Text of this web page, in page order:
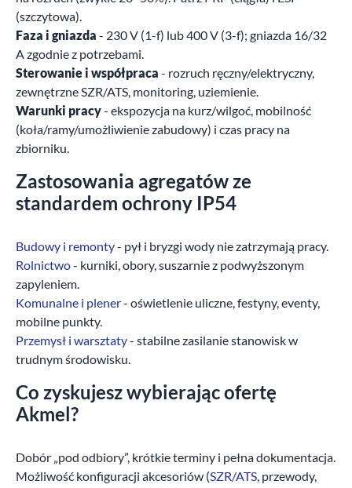
(szczytowa).
Faza i gniazda - 230 V (1-f) lub 400 V (3-f); gniazda 16/32
A zgodnie z potrzebami.
Sterowanie i współpraca - rozruch ręczny/elektryczny,
zewnętrzne SZR/ATS, monitoring, uziemienie.
Warunki pracy- ekspozycja na kurz/wilgoć, mobilność
(koła/ramy/umożliwienie zabudowy) i czas pracy na
zbiorniku.
Zastosowania agregatów ze
standardem ochrony IP54
Budowy i remonty- pył i bryzgi wody nie zatrzymają pracy.
Rolnictwo- kurniki, obory, suszarnie z podwyższonym
zapyleniem.
Komunalne i plener- oświetlenie uliczne, festyny, eventy,
mobilne punkty.
Przemysł i warsztaty- stabilne zasilanie stanowisk w
trudnym środowisku.
Co zyskujesz wybierając ofertę
Akmel?
Dobór „pod odbiory”, krótkie terminy i pełna dokumentacja.
Możliwość konfiguracji akcesoriów (SZR/ATS , przewody,